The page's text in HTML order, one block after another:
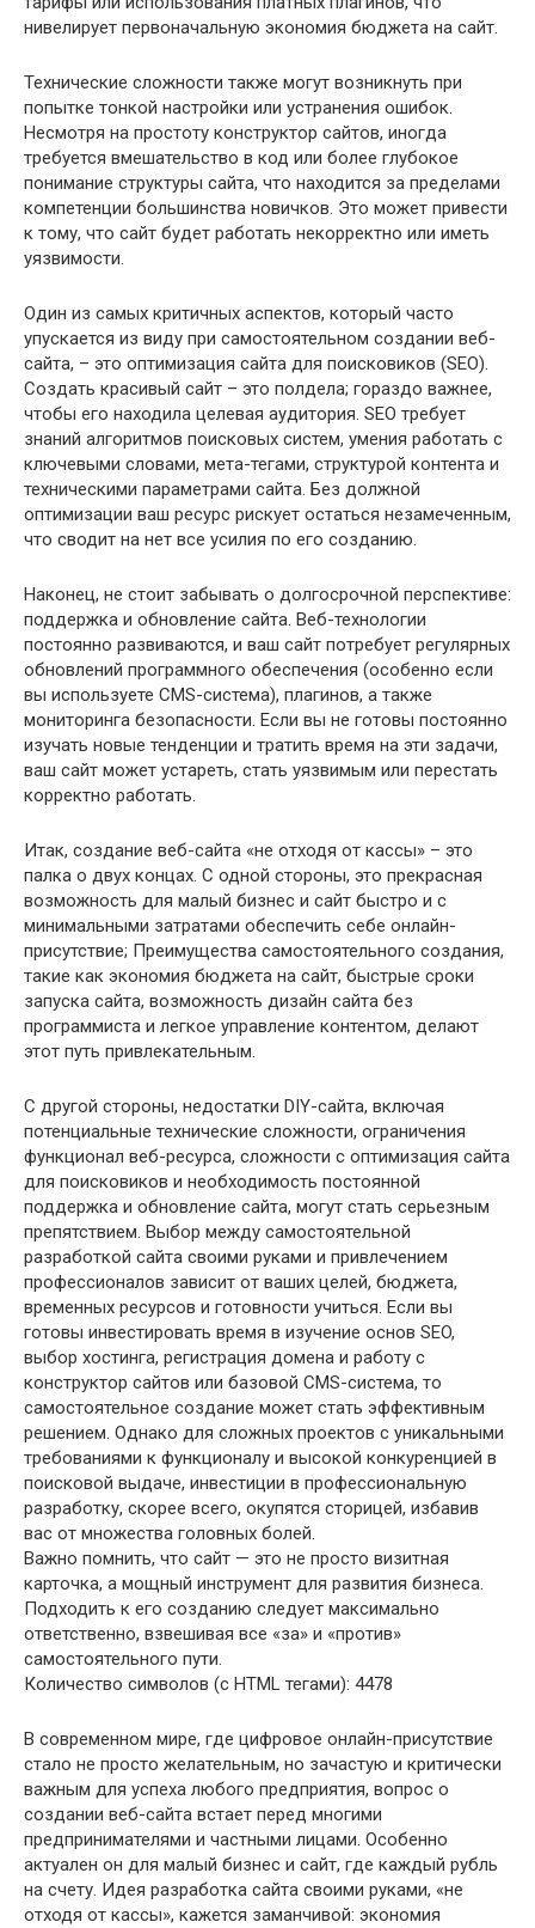
нивелирует первоначальную экономия бюджета на сайт.
Технические сложности также могут возникнуть при
попытке тонкой настройки или устранения ошибок.
Несмотря на простоту конструктор сайтов, иногда
требуется вмешательство в код или более глубокое
понимание структуры сайта, что находится за пределами
компетенции большинства новичков. Это может привести
к тому, что сайт будет работать некорректно или иметь
уязвимости.
Один из самых критичных аспектов, который часто
упускается из виду при самостоятельном создании веб-
сайта, – это оптимизация сайта для поисковиков (SEO).
Создать красивый сайт – это полдела; гораздо важнее,
чтобы его находила целевая аудитория. SEO требует
знаний алгоритмов поисковых систем, умения работать с
ключевыми словами, мета-тегами, структурой контента и
техническими параметрами сайта. Без должной
оптимизации ваш ресурс рискует остаться незамеченным,
что сводит на нет все усилия по его созданию.
Наконец, не стоит забывать о долгосрочной перспективе:
поддержка и обновление сайта. Веб-технологии
постоянно развиваются, и ваш сайт потребует регулярных
обновлений программного обеспечения (особенно если
вы используете CMS-система), плагинов, а также
мониторинга безопасности. Если вы не готовы постоянно
изучать новые тенденции и тратить время на эти задачи,
ваш сайт может устареть, стать уязвимым или перестать
корректно работать.
Итак, создание веб-сайта «не отходя от кассы» – это
палка о двух концах. С одной стороны, это прекрасная
возможность для малый бизнес и сайт быстро и с
минимальными затратами обеспечить себе онлайн-
присутствие; Преимущества самостоятельного создания,
такие как экономия бюджета на сайт, быстрые сроки
запуска сайта, возможность дизайн сайта без
программиста и легкое управление контентом, делают
этот путь привлекательным.
С другой стороны, недостатки DIY-сайта, включая
потенциальные технические сложности, ограничения
функционал веб-ресурса, сложности с оптимизация сайта
для поисковиков и необходимость постоянной
поддержка и обновление сайта, могут стать серьезным
препятствием. Выбор между самостоятельной
разработкой сайта своими руками и привлечением
профессионалов зависит от ваших целей, бюджета,
временных ресурсов и готовности учиться. Если вы
готовы инвестировать время в изучение основ SEO,
выбор хостинга, регистрация домена и работу с
конструктор сайтов или базовой CMS-система, то
самостоятельное создание может стать эффективным
решением. Однако для сложных проектов с уникальными
требованиями к функционалу и высокой конкуренцией в
поисковой выдаче, инвестиции в профессиональную
разработку, скорее всего, окупятся сторицей, избавив
вас от множества головных болей.
Важно помнить, что сайт — это не просто визитная
карточка, а мощный инструмент для развития бизнеса.
Подходить к его созданию следует максимально
ответственно, взвешивая все «за» и «против»
самостоятельного пути.
Количество символов (с HTML тегами): 4478
В современном мире, где цифровое онлайн-присутствие
стало не просто желательным, но зачастую и критически
важным для успеха любого предприятия, вопрос о
создании веб-сайта встает перед многими
предпринимателями и частными лицами. Особенно
актуален он для малый бизнес и сайт, где каждый рубль
на счету. Идея разработка сайта своими руками, «не
отходя от кассы», кажется заманчивой: экономия